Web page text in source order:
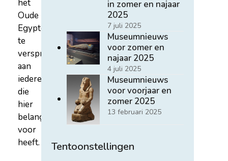
in zomer en najaar
2025
7 juli 2025
Museumnieuws
voor zomer en
najaar 2025
4 juli 2025
Museumnieuws
voor voorjaar en
zomer 2025
13 februari 2025
Tentoonstellingen
het
Oude
Egypte
te
verspreiden
aan
iedereen
die
hier
belangstelling
voor
heeft.